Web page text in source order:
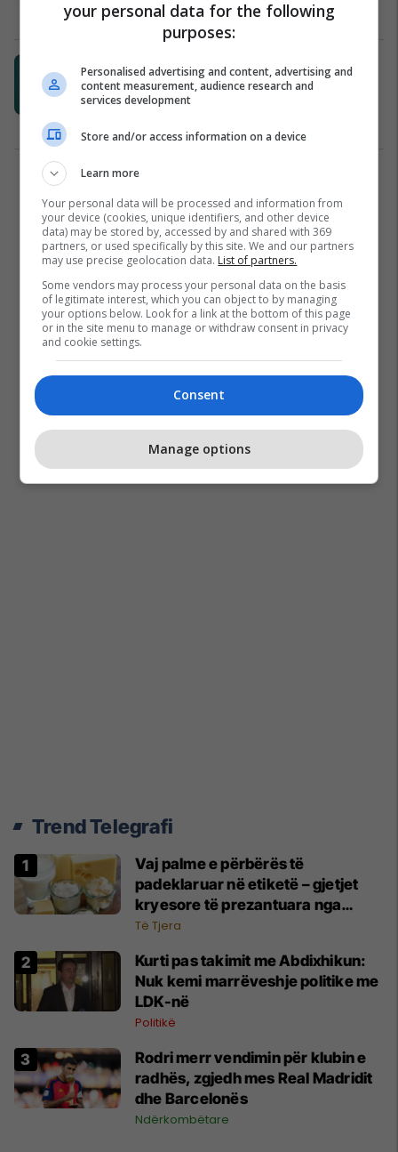
Cult+ 23/03/2020
Mos u dërgoni porosi ish të
dashurve: Përse vetizolimi nuk
është koha për përtëritje të lidhjeve
Trend Telegrafi
Vaj palme e përbërës të
padeklaruar në etiketë – gjetjet
kryesore të prezantuara nga
AUV-i pas kontrollit në sektorin e
Të Tjera
Kurti pas takimit me Abdixhikun:
Nuk kemi marrëveshje politike me
LDK-në
Politikë
Rodri merr vendimin për klubin e
radhës, zgjedh mes Real Madridit
dhe Barcelonës
Ndërkombëtare
your personal data for the following
purposes:
Personalised advertising and content, advertising and
content measurement, audience research and
services development
Store and/or access information on a device
Learn more
Your personal data will be processed and information from
your device (cookies, unique identifiers, and other device
data) may be stored by, accessed by and shared with 369
partners, or used specifically by this site. We and our partners
may use precise geolocation data. List of partners.
Some vendors may process your personal data on the basis
of legitimate interest, which you can object to by managing
your options below. Look for a link at the bottom of this page
or in the site menu to manage or withdraw consent in privacy
and cookie settings.
Consent
Manage options